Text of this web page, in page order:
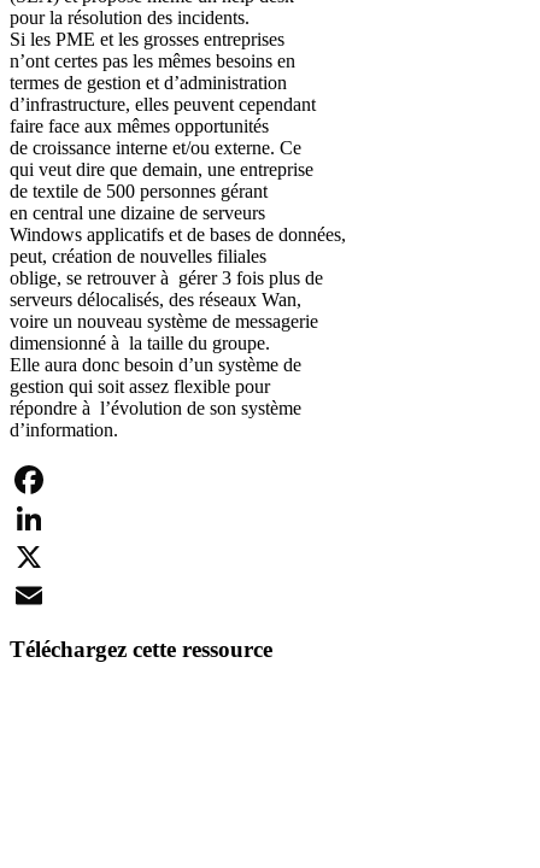
pour la résolution des incidents.
Si les PME et les grosses entreprises
n’ont certes pas les mêmes besoins en
termes de gestion et d’administration
d’infrastructure, elles peuvent cependant
faire face aux mêmes opportunités
de croissance interne et/ou externe. Ce
qui veut dire que demain, une entreprise
de textile de 500 personnes gérant
en central une dizaine de serveurs
Windows applicatifs et de bases de données,
peut, création de nouvelles filiales
oblige, se retrouver à gérer 3 fois plus de
serveurs délocalisés, des réseaux Wan,
voire un nouveau système de messagerie
dimensionné à la taille du groupe.
Elle aura donc besoin d’un système de
gestion qui soit assez flexible pour
répondre à l’évolution de son système
d’information.
Facebook
LinkedIn
X
Téléchargez cette ressource